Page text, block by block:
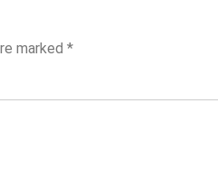
marked *